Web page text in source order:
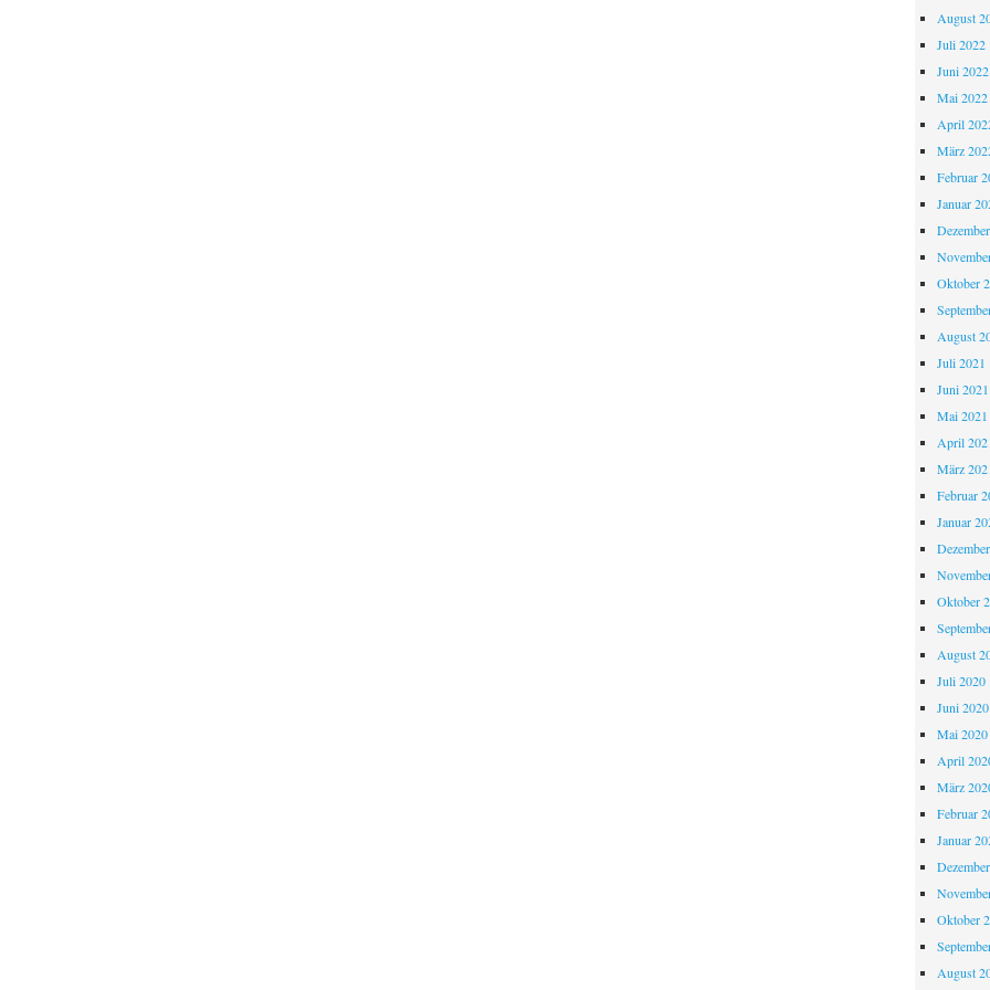
August
Juli 2022
Juni 2022
Mai 2022
April
März
Februar
Januar
Oktober
August
Juli 2021
Juni 2021
Mai 2021
April
März
Februar
Januar
Oktober
August
Juli 2020
Juni 2020
Mai 2020
April
März
Februar
Januar
Oktober
August